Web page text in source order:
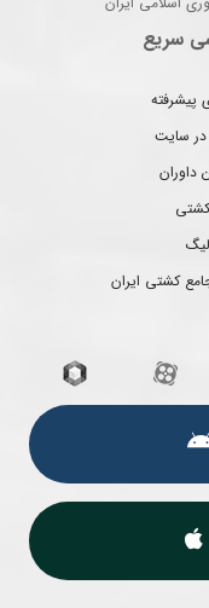
سریع
در سایت
داوران
کشتی
کشتی ایران